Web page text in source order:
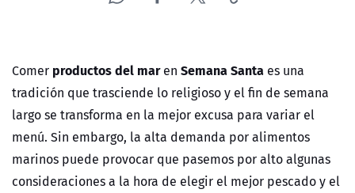
Comer productos del maren Semana Santa es una
tradición que trasciende lo religioso y el fin de semana
largo se transforma en la mejor excusa para variar el
menú. Sin embargo, la alta demanda por alimentos
marinos puede provocar que pasemos por alto algunas
consideraciones a la hora de elegir el mejor pescado y el